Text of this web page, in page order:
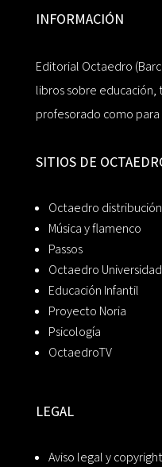
INFORMACIÓN
Editorial Octaedro
libros sobre
profesorado como
SITIOS DE
Octaedro distribución
Música y flamenco
Passos
Octaedro Universidad
Educación Infantil
Proyecto Noria
Psicología
OctaedroTV
LEGAL
Aviso legal y copyright